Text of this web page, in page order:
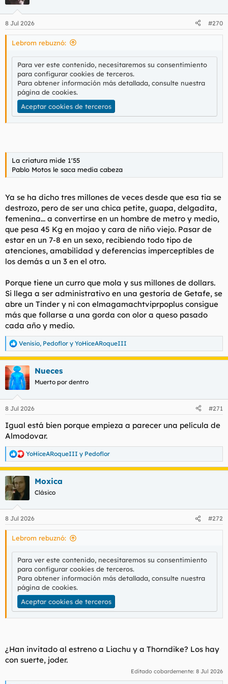
i
e
s
8 Jul 2026 #270
Lebrom rebuznó:
Para ver este contenido, necesitaremos su consentimiento
para configurar cookies de terceros.
Para obtener información más detallada, consulte nuestra
página de cookies.
Aceptar cookies de terceros
La criatura mide 1'55
Pablo Motos le saca media cabeza
Ya se ha dicho tres millones de veces desde que esa tia se
destrozo, pero de ser una chica petite, guapa, delgadita,
femenina... a convertirse en un hombre de metro y medio,
que pesa 45 Kg en mojao y cara de niño viejo. Pasar de
estar en un 7-8 en un sexo, recibiendo todo tipo de
atenciones, amabilidad y deferencias imperceptibles de
los demás a un 3 en el otro.
Porque tiene un curro que mola y sus millones de dollars.
Si llega a ser administrativo en una gestoría de Getafe, se
abre un Tinder y ni con elmagamachtviprpoplus consigue
más que follarse a una gorda con olor a queso pasado
cada año y medio.
R
e
a
c
c
i
e
:
Venisio, Pedoflor y YoHiceARoqueIII
Nueces
Muerto por dentro
8 Jul 2026 #271
Igual está bien porque empieza a parecer una película de
Almodovar.
R
e
a
c
c
i
e
s
YoHiceARoqueIII y Pedoflor
Moxica
Clásico
8 Jul 2026 #272
Lebrom rebuznó:
Para ver este contenido, necesitaremos su consentimiento
para configurar cookies de terceros.
Para obtener información más detallada, consulte nuestra
página de cookies.
Aceptar cookies de terceros
¿Han invitado al estreno a Liachu y a Thorndike? Los hay
con suerte, joder.
Editado cobardemente: 8 Jul 2026